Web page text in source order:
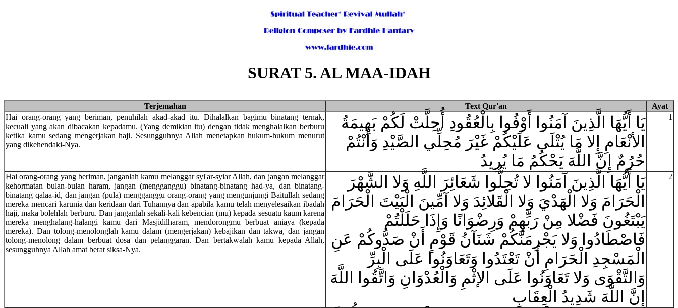
SURAT 5. AL MAA-IDAH
Terjemahan Text Qur'an
Ayat
Hai orang-orang yang beriman, penuhilah akad-akad itu. Dihalalkan bagimu binatang ternak,
kecuali yang akan dibacakan kepadamu. (Yang demikian itu) dengan tidak menghalalkan berburu
ketika kamu sedang mengerjakan haji. Sesungguhnya Allah menetapkan hukum-hukum menurut
yang dikehendaki-Nya.
يَا أَيُّهَا الَّذِينَ آمَنُوا أَوْفُوا بِالْعُقُودِ أُحِلَّتْ لَكُمْ بَهِيمَةُ
الأنْعَامِ إِلا مَا يُتْلَى عَلَيْكُمْ غَيْرَ مُحِلِّي الصَّيْدِ وَأَنْتُمْ
حُرُمٌ إِنَّ اللَّهَ يَحْكُمُ مَا يُرِيدُ
1
Hai orang-orang yang beriman, janganlah kamu melanggar syi'ar-syiar Allah, dan jangan melanggar
kehormatan bulan-bulan haram, jangan (mengganggu) binatang-binatang had-ya, dan binatang-
binatang qalaa-id, dan jangan (pula) mengganggu orang-orang yang mengunjungi Baitullah sedang
mereka mencari karunia dan keridaan dari Tuhannya dan apabila kamu telah menyelesaikan ibadah
haji, maka bolehlah berburu. Dan janganlah sekali-kali kebencian (mu) kepada sesuatu kaum karena
mereka menghalang-halangi kamu dari Masjidilharam, mendorongmu berbuat aniaya (kepada
mereka). Dan tolong-menolonglah kamu dalam (mengerjakan) kebajikan dan takwa, dan jangan
tolong-menolong dalam berbuat dosa dan pelanggaran. Dan bertakwalah kamu kepada Allah,
sesungguhnya Allah amat berat siksa-Nya.
يَا أَيُّهَا الَّذِينَ آمَنُوا لا تُحِلُّوا شَعَائِرَ اللَّهِ وَلا الشَّهْرَ
الْحَرَامَ وَلا الْهَدْيَ وَلا الْقَلائِدَ وَلا آمِّينَ الْبَيْتَ الْحَرَامَ
يَبْتَغُونَ فَضْلا مِنْ رَبِّهِمْ وَرِضْوَانًا وَإِذَا حَلَلْتُمْ
فَاصْطَادُوا وَلا يَجْرِمَنَّكُمْ شَنَآنُ قَوْمٍ أَنْ صَدُّوكُمْ عَنِ
الْمَسْجِدِ الْحَرَامِ أَنْ تَعْتَدُوا وَتَعَاوَنُوا عَلَى الْبِرِّ
وَالتَّقْوَى وَلا تَعَاوَنُوا عَلَى الإثْمِ وَالْعُدْوَانِ وَاتَّقُوا اللَّهَ
إِنَّ اللَّهَ شَدِيدُ الْعِقَابِ
2